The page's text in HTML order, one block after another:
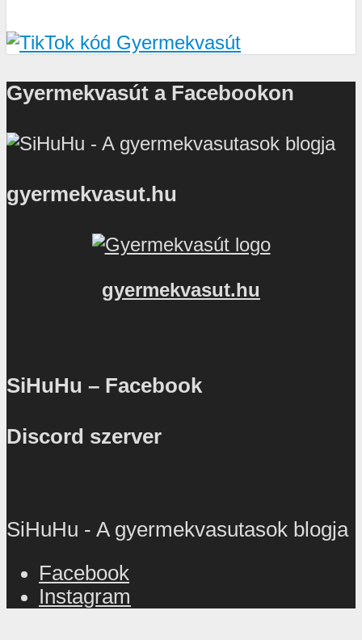
Gyermekvasút a Facebookon
gyermekvasut.hu
gyermekvasut.hu
SiHuHu – Facebook
Discord szerver
SiHuHu - A gyermekvasutasok blogja
Facebook
Instagram